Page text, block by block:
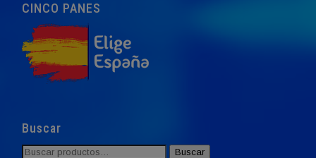
CINCO PANES
Buscar
Buscar
Buscar